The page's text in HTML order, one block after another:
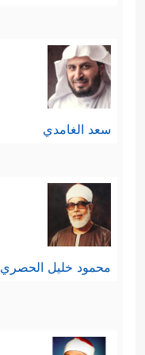
سعد الغامدي
محمود خليل الحصري